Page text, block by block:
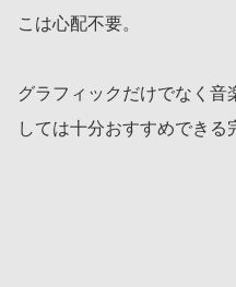
こは心配不要。
グラフィックだけでなく音
しては十分おすすめできる